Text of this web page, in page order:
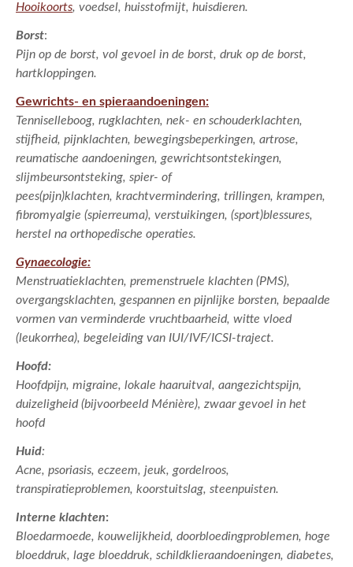
Hooikoorts, voedsel, huisstofmijt, huisdieren.
Borst:
Pijn op de borst, vol gevoel in de borst, druk op de borst,
hartkloppingen.
Gewrichts- en spieraandoeningen:
Tenniselleboog, rugklachten, nek- en schouderklachten,
stijfheid, pijnklachten, bewegingsbeperkingen, artrose,
reumatische aandoeningen, gewrichtsontstekingen,
slijmbeursontsteking, spier- of
pees(pijn)klachten, krachtvermindering, trillingen, krampen,
fibromyalgie (spierreuma), verstuikingen, (sport)blessures,
herstel na orthopedische operaties.
Gynaecologie:
Menstruatieklachten, premenstruele klachten (PMS),
overgangsklachten, gespannen en pijnlijke borsten, bepaalde
vormen van verminderde vruchtbaarheid, witte vloed
(leukorrhea), begeleiding van IUI/IVF/ICSI-traject.
Hoofd:
Hoofdpijn, migraine, lokale haaruitval, aangezichtspijn,
duizeligheid (bijvoorbeeld Ménière), zwaar gevoel in het
hoofd
Huid:
Acne, psoriasis, eczeem, jeuk, gordelroos,
transpiratieproblemen, koorstuitslag, steenpuisten.
Interne klachten:
Bloedarmoede, kouwelijkheid, doorbloedingproblemen, hoge
bloeddruk, lage bloeddruk, schildklieraandoeningen, diabetes,